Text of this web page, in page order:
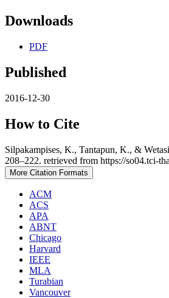
Downloads
PDF
Published
2016-12-30
How to Cite
Silpakampises, K., Tantapun, K., &
208–222. retrieved from https://so04.tci-
More Citation Formats
ACM
ACS
APA
ABNT
Chicago
Harvard
IEEE
MLA
Turabian
Vancouver